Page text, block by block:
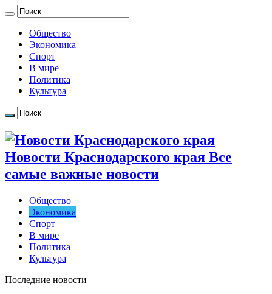
Общество
Экономика
Спорт
В мире
Политика
Культура
Новости Краснодарского края Все
самые важные новости
Общество
Экономика
Спорт
В мире
Политика
Культура
Последние новости